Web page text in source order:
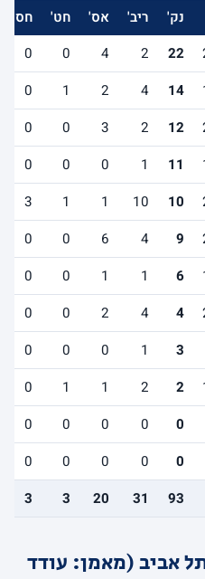
נק' ריב' אס' חט'
חס'
22
2
4
0
0
14
4
2
1
0
12
2
3
0
0
11
1
0
0
0
10
10
1
1
3
9
4
6
0
0
6
1
1
0
0
4
4
2
0
0
3
1
0
0
0
2
2
1
1
0
0
0
0
0
0
0
0
0
0
0
93
31
20
3
3
אביב (מאמן: עודד